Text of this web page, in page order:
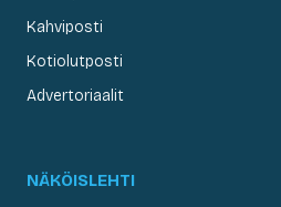
Kahviposti
Kotiolutposti
Advertoriaalit
NÄKÖISLEHTI